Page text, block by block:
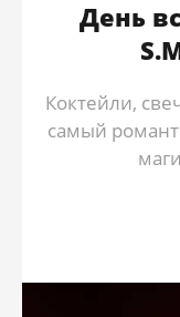
День
Коктейли,
самый